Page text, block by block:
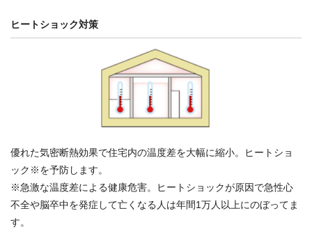
ヒートショック対策
優れた気密断熱効果で住宅内の温度差を大幅に縮小。ヒートショ
ック ※を予防します。
※急激な温度差による健康危害。ヒートショックが原因で急性心
不全や脳卒中を発症して亡くなる人は年間1万人以上にのぼってま
す。